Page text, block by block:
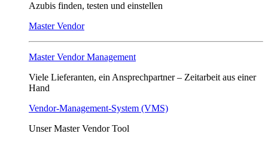
Azubis finden, testen und einstellen
Master Vendor
Master Vendor Management
Viele Lieferanten, ein Ansprech­partner – Zeitarbeit aus einer
Hand
Vendor-Management-System (VMS)
Unser Master Vendor Tool